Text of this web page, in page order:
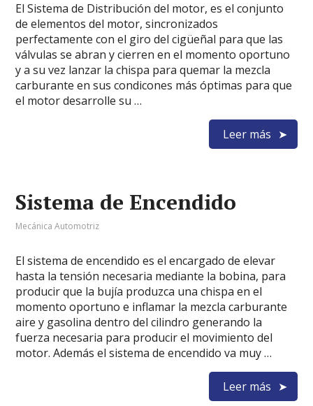
El Sistema de Distribución del motor, es el conjunto
de elementos del motor, sincronizados
perfectamente con el giro del cigüeñal para que las
válvulas se abran y cierren en el momento oportuno
y a su vez lanzar la chispa para quemar la mezcla
carburante en sus condicones más óptimas para que
el motor desarrolle su …
Leer más
Sistema de Encendido
Mecánica Automotriz
El sistema de encendido es el encargado de elevar
hasta la tensión necesaria mediante la bobina, para
producir que la bujía produzca una chispa en el
momento oportuno e inflamar la mezcla carburante
aire y gasolina dentro del cilindro generando la
fuerza necesaria para producir el movimiento del
motor. Además el sistema de encendido va muy …
Leer más